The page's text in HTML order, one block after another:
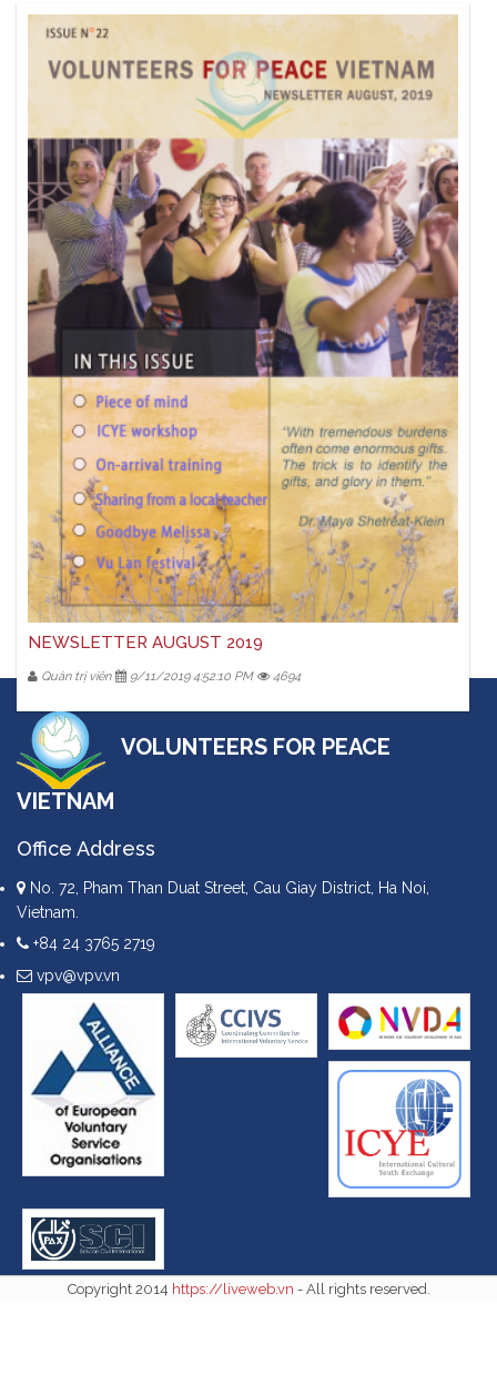
NEWSLETTER AUGUST 2019
Quản trị viên 9/11/2019 4:52:10 PM 4694
VOLUNTEERS FOR PEACE
VIETNAM
Office Address
No. 72, Pham Than Duat Street, Cau Giay District, Ha Noi,
Vietnam.
+84 24 3765 2719
vpv@vpv.vn
Copyright 2014 https://liveweb.vn - All rights reserved.